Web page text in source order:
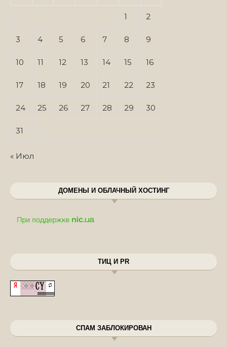
1 2
3 4 5 6 7 8 9
10 11 12 13 14 15 16
17 18 19 20 21 22 23
24 25 26 27 28 29 30
31
« Июл
ДОМЕНЫ И ОБЛАЧНЫЙ ХОСТИНГ
ТИЦ И PR
СПАМ ЗАБЛОКИРОВАН